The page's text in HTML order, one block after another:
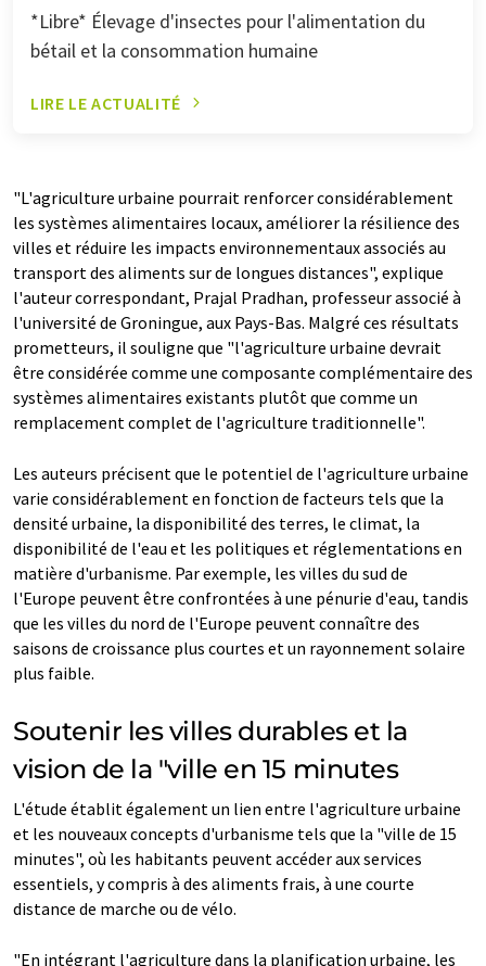
*Libre* Élevage d'insectes pour l'alimentation du
bétail et la consommation humaine
LIRE LE ACTUALITÉ
"L'agriculture urbaine pourrait renforcer considérablement
les systèmes alimentaires locaux, améliorer la résilience des
villes et réduire les impacts environnementaux associés au
transport des aliments sur de longues distances", explique
l'auteur correspondant, Prajal Pradhan, professeur associé à
l'université de Groningue, aux Pays-Bas. Malgré ces résultats
prometteurs, il souligne que "l'agriculture urbaine devrait
être considérée comme une composante complémentaire des
systèmes alimentaires existants plutôt que comme un
remplacement complet de l'agriculture traditionnelle".
Les auteurs précisent que le potentiel de l'agriculture urbaine
varie considérablement en fonction de facteurs tels que la
densité urbaine, la disponibilité des terres, le climat, la
disponibilité de l'eau et les politiques et réglementations en
matière d'urbanisme. Par exemple, les villes du sud de
l'Europe peuvent être confrontées à une pénurie d'eau, tandis
que les villes du nord de l'Europe peuvent connaître des
saisons de croissance plus courtes et un rayonnement solaire
plus faible.
Soutenir les villes durables et la
vision de la "ville en 15 minutes
L'étude établit également un lien entre l'agriculture urbaine
et les nouveaux concepts d'urbanisme tels que la "ville de 15
minutes", où les habitants peuvent accéder aux services
essentiels, y compris à des aliments frais, à une courte
distance de marche ou de vélo.
"En intégrant l'agriculture dans la planification urbaine, les